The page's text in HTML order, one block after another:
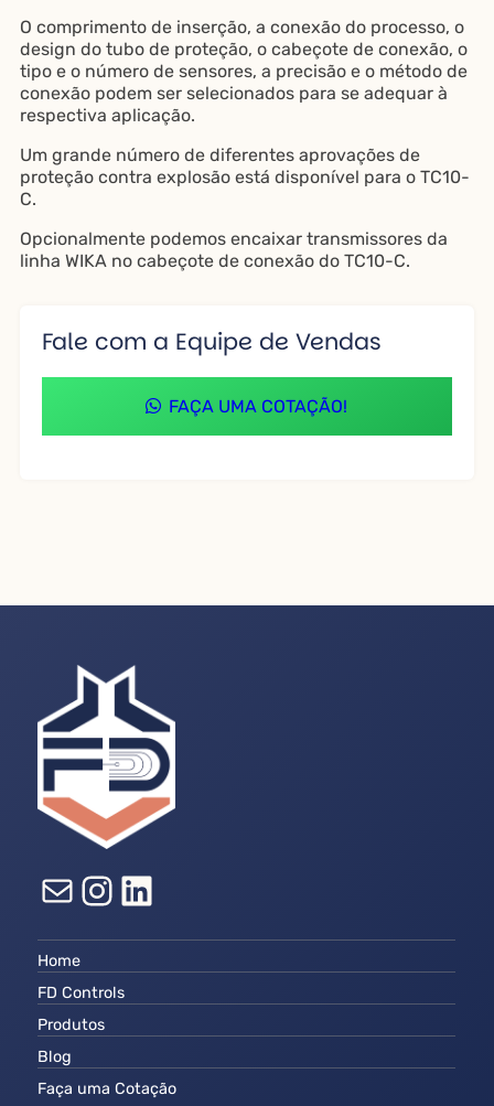
O comprimento de inserção, a conexão do processo, o
design do tubo de proteção, o cabeçote de conexão, o
tipo e o número de sensores, a precisão e o método de
conexão podem ser selecionados para se adequar à
respectiva aplicação.
Um grande número de diferentes aprovações de
proteção contra explosão está disponível para o TC10-
C.
Opcionalmente podemos encaixar transmissores da
linha WIKA no cabeçote de conexão do TC10-C.
Fale com a Equipe de Vendas
FAÇA UMA COTAÇÃO!
E-mail InstagramLinkedIn
Home
FD Controls
Produtos
Blog
Faça uma Cotação